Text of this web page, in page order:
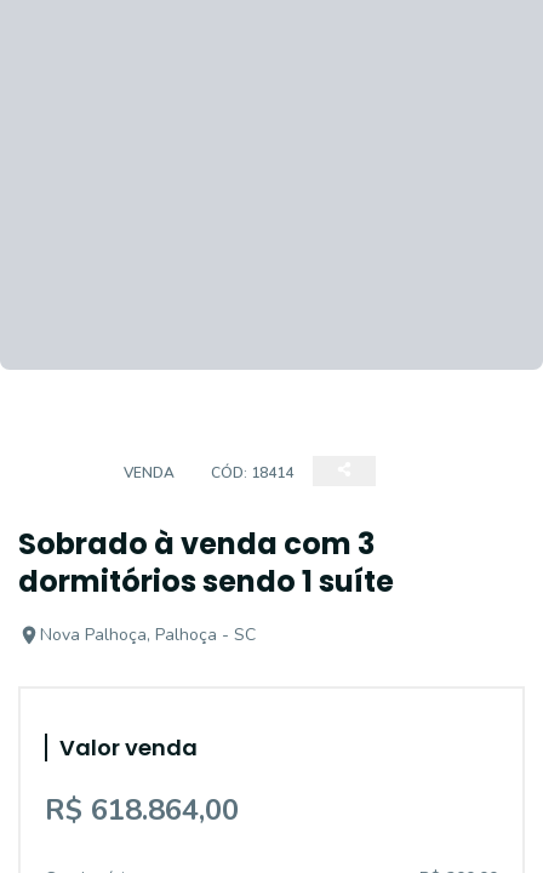
VENDA CÓD: 18414
Sobrado à venda com 3
dormitórios sendo 1 suíte
Nova Palhoça, Palhoça - SC
Valor venda
R$ 618.864,00